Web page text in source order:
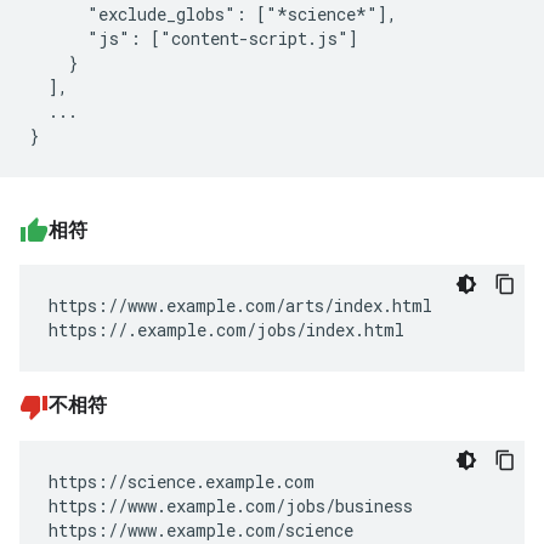
      "exclude_globs": ["*science*"],
      "js": ["content-script.js"]
    }
  ],
  ...
相符
https://www.example.com/arts/index.html
https://.example.com/jobs/index.html
不相符
https://science.example.com
https://www.example.com/jobs/business
https://www.example.com/science